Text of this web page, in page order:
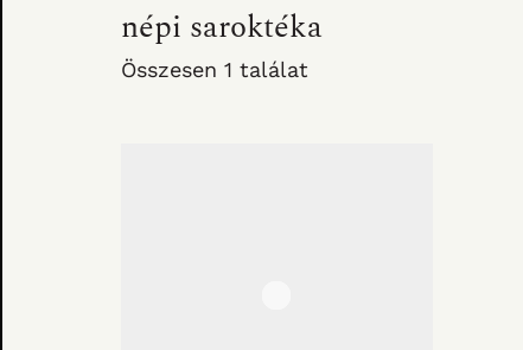
népi saroktéka
Összesen 1 találat